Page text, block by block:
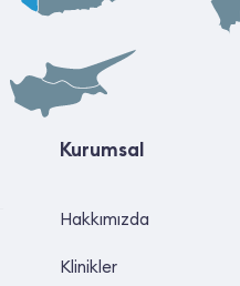
Kurumsal
Hakkımızda
Klinikler